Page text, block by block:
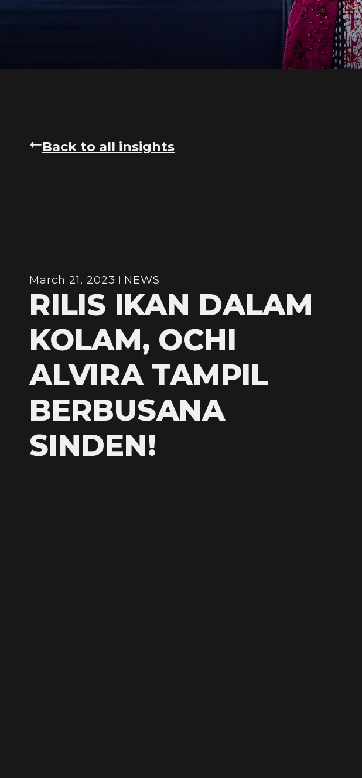
Back to all insights
March 21, 2023 NEWS
RILIS IKAN DALAM
KOLAM, OCHI
ALVIRA TAMPIL
BERBUSANA
SINDEN!